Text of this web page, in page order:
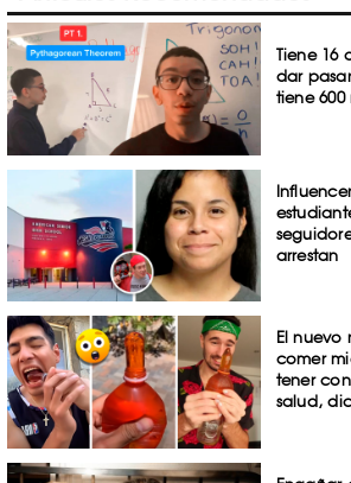
Tiene 16
dar
tiene 600
arrestan
El nuevo
comer
tener
salud,